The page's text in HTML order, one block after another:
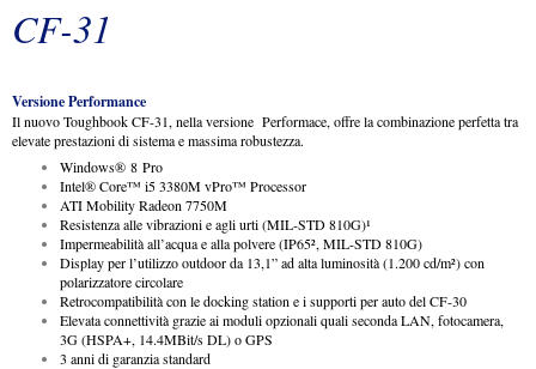
CF-31
Versione Performance
Il nuovo Toughbook CF-31, nella versione Performace, offre la combinazione perfetta tra
elevate prestazioni di sistema e massima robustezza.
Windows® 8 Pro
Intel®Core™ i5 3380M vPro™ Processor
ATI Mobility Radeon 7750M
Resistenza alle vibrazioni e agli urti (MIL-STD 810G)¹
Impermeabilità all’acqua e alla polvere (IP65², MIL-STD 810G)
Display per l’utilizzo outdoor da 13,1” ad alta luminosità (1.200 cd/m²) con
polarizzatore circolare
Retrocompatibilità con le docking station e i supporti per auto del CF-30
Elevata connettività grazie ai moduli opzionali quali seconda LAN, fotocamera,
3G (HSPA+, 14.4MBit/s DL) o GPS
3 anni di garanzia standard